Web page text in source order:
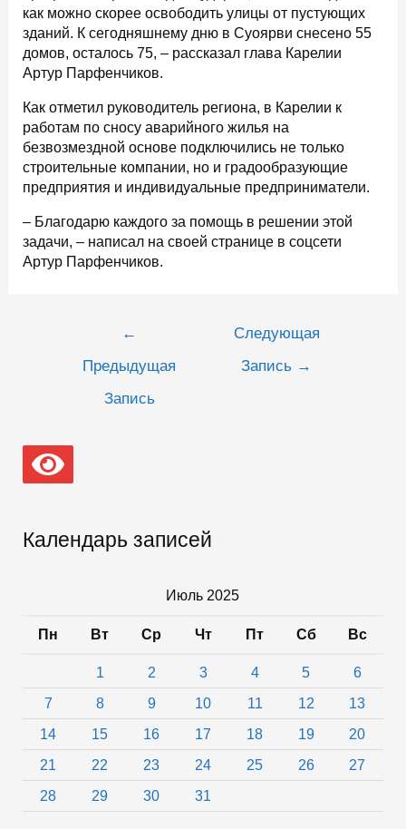
как можно скорее освободить улицы от пустующих
зданий. К сегодняшнему дню в Суоярви снесено 55
домов, осталось 75, – рассказал глава Карелии
Артур Парфенчиков.
Как отметил руководитель региона, в Карелии к
работам по сносу аварийного жилья на
безвозмездной основе подключились не только
строительные компании, но и градообразующие
предприятия и индивидуальные предприниматели.
– Благодарю каждого за помощь в решении этой
задачи, – написал на своей странице в соцсети
Артур Парфенчиков.
записям
←
Предыдущая
Запись
Следующая
Запись →
Календарь записей
Июль 2025
Пн Вт Ср Чт Пт Сб Вс
1 2 3 4 5
6
7
8 9 10 11 12
13
14
15 16 17 18 19
20
21
22 23 24 25 26
27
28
29 30 31